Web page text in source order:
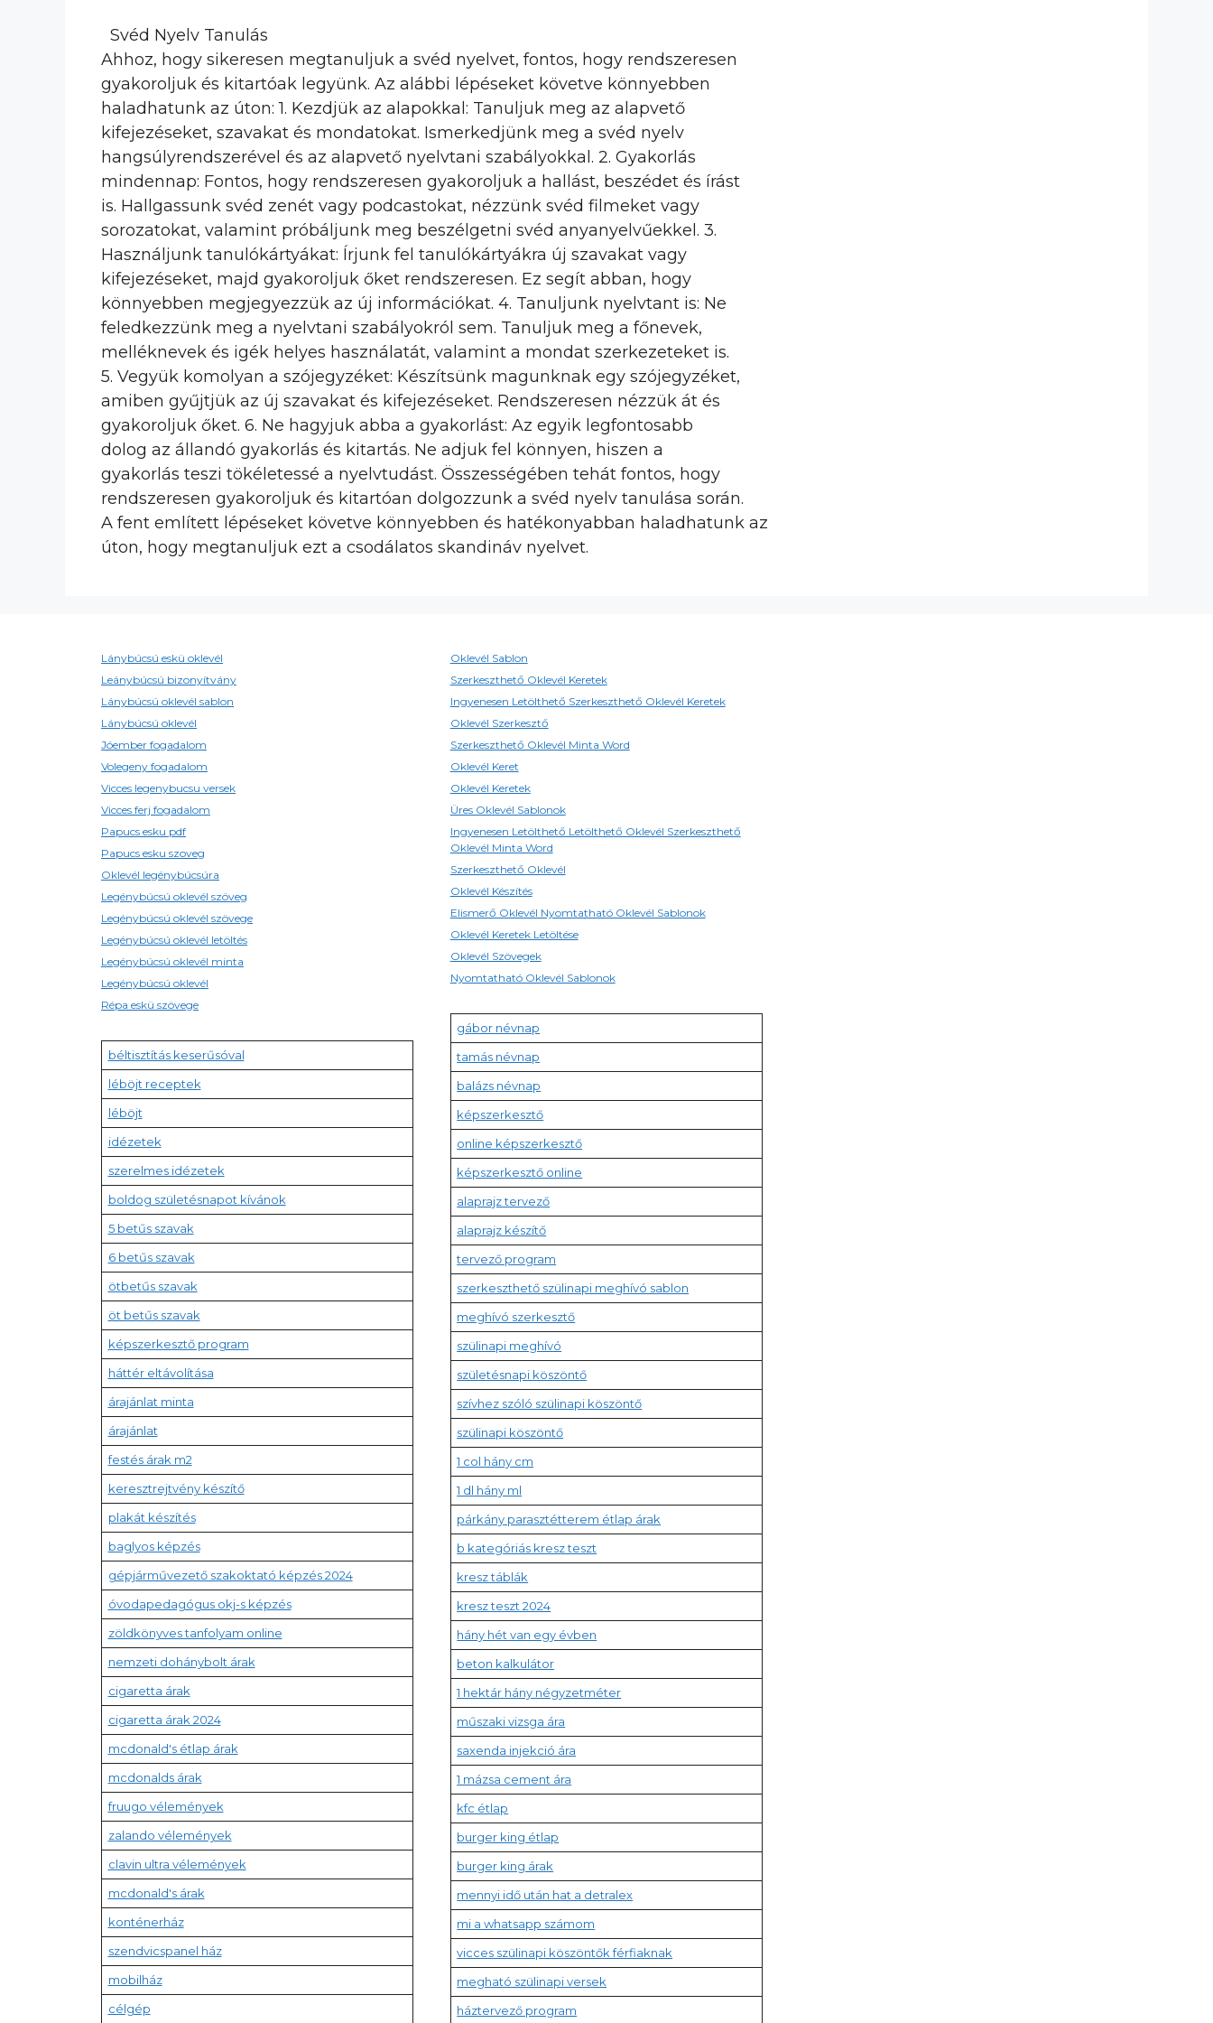
Svéd Nyelv Tanulás
Ahhoz, hogy sikeresen megtanuljuk a svéd nyelvet, fontos, hogy rendszeresen
gyakoroljuk és kitartóak legyünk. Az alábbi lépéseket követve könnyebben
haladhatunk az úton: 1. Kezdjük az alapokkal: Tanuljuk meg az alapvető
kifejezéseket, szavakat és mondatokat. Ismerkedjünk meg a svéd nyelv
hangsúlyrendszerével és az alapvető nyelvtani szabályokkal. 2. Gyakorlás
mindennap: Fontos, hogy rendszeresen gyakoroljuk a hallást, beszédet és írást
is. Hallgassunk svéd zenét vagy podcastokat, nézzünk svéd filmeket vagy
sorozatokat, valamint próbáljunk meg beszélgetni svéd anyanyelvűekkel. 3.
Használjunk tanulókártyákat: Írjunk fel tanulókártyákra új szavakat vagy
kifejezéseket, majd gyakoroljuk őket rendszeresen. Ez segít abban, hogy
könnyebben megjegyezzük az új információkat. 4. Tanuljunk nyelvtant is: Ne
feledkezzünk meg a nyelvtani szabályokról sem. Tanuljuk meg a főnevek,
melléknevek és igék helyes használatát, valamint a mondat szerkezeteket is.
5. Vegyük komolyan a szójegyzéket: Készítsünk magunknak egy szójegyzéket,
amiben gyűjtjük az új szavakat és kifejezéseket. Rendszeresen nézzük át és
gyakoroljuk őket. 6. Ne hagyjuk abba a gyakorlást: Az egyik legfontosabb
dolog az állandó gyakorlás és kitartás. Ne adjuk fel könnyen, hiszen a
gyakorlás teszi tökéletessé a nyelvtudást. Összességében tehát fontos, hogy
rendszeresen gyakoroljuk és kitartóan dolgozzunk a svéd nyelv tanulása során.
A fent említett lépéseket követve könnyebben és hatékonyabban haladhatunk az
úton, hogy megtanuljuk ezt a csodálatos skandináv nyelvet.
Lánybúcsú eskü oklevél
Leánybúcsú bizonyítvány
Lánybúcsú oklevél sablon
Lánybúcsú oklevél
Jóember fogadalom
Volegeny fogadalom
Vicces legenybucsu versek
Vicces ferj fogadalom
Papucs esku pdf
Papucs esku szoveg
Oklevél legénybúcsúra
Legénybúcsú oklevél szöveg
Legénybúcsú oklevél szövege
Legénybúcsú oklevél letöltés
Legénybúcsú oklevél minta
Legénybúcsú oklevél
Répa eskü szövege
béltisztítás keserűsóval
léböjt receptek
léböjt
idézetek
szerelmes idézetek
boldog születésnapot kívánok
5 betűs szavak
6 betűs szavak
ötbetűs szavak
öt betűs szavak
képszerkesztő program
háttér eltávolítása
árajánlat minta
árajánlat
festés árak m2
keresztrejtvény készítő
plakát készítés
baglyos képzés
gépjárművezető szakoktató képzés 2024
óvodapedagógus okj-s képzés
zöldkönyves tanfolyam online
nemzeti dohánybolt árak
cigaretta árak
cigaretta árak 2024
mcdonald's étlap árak
mcdonalds árak
fruugo vélemények
zalando vélemények
clavin ultra vélemények
mcdonald's árak
konténerház
szendvicspanel ház
mobilház
célgép
Oklevél Sablon
Szerkeszthető Oklevél Keretek
Ingyenesen Letölthető Szerkeszthető Oklevél Keretek
Oklevél Szerkesztő
Szerkeszthető Oklevél Minta Word
Oklevél Keret
Oklevél Keretek
Üres Oklevél Sablonok
Ingyenesen Letölthető Letölthető Oklevél Szerkeszthető
Oklevél Minta Word
Szerkeszthető Oklevél
Oklevél Készítés
Elismerő Oklevél Nyomtatható Oklevél Sablonok
Oklevél Keretek Letöltése
Oklevél Szövegek
Nyomtatható Oklevél Sablonok
gábor névnap
tamás névnap
balázs névnap
képszerkesztő
online képszerkesztő
képszerkesztő online
alaprajz tervező
alaprajz készítő
tervező program
szerkeszthető szülinapi meghívó sablon
meghívó szerkesztő
szülinapi meghívó
születésnapi köszöntő
szívhez szóló szülinapi köszöntő
szülinapi köszöntő
1 col hány cm
1 dl hány ml
párkány parasztétterem étlap árak
b kategóriás kresz teszt
kresz táblák
kresz teszt 2024
hány hét van egy évben
beton kalkulátor
1 hektár hány négyzetméter
műszaki vizsga ára
saxenda injekció ára
1 mázsa cement ára
kfc étlap
burger king étlap
burger king árak
mennyi idő után hat a detralex
mi a whatsapp számom
vicces szülinapi köszöntők férfiaknak
megható szülinapi versek
háztervező program